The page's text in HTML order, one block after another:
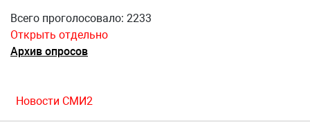
Всего проголосовало: 2233
Открыть отдельно
Архив опросов
Новости СМИ2